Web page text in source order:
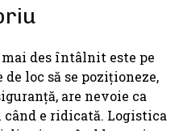
des întâlnit este pe
loc să se poziționeze,
are nevoie ca
e ridicată. Logistica